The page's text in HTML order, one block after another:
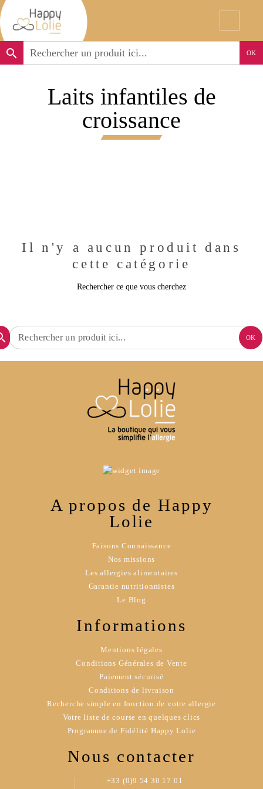
search OK
Laits infantiles de
croissance
Il n'y a aucun produit dans
cette catégorie
Rechercher ce que vous cherchez
OK
A propos de Happy
Lolie
Faisons Connaissance
Nos missions
Les allergies alimentaires
Garantie nutritionnistes
Le Blog
Informations
Mentions légales
Conditions Générales de Vente
Paiement sécurisé
Conditions de livraison
Recherche simple en fonction de votre allergie
Votre liste de course en quelques clics
Programme de Fidélité Happy Lolie
Nous contacter
+33 (0)9 54 30 17 01